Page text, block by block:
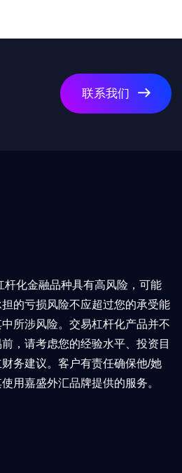
联系我们
杆化金融品种具有高风险，可能
的亏损风险不应超过您的承受能
所涉风险。交易杠杆化产品并不
，请考虑您的经验水平、投资目
务建议。客户有责任确保他/她
用嘉盛外汇品牌提供的服务。